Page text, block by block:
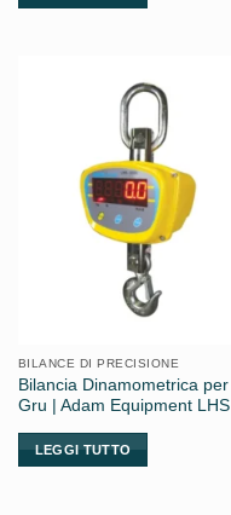
BILANCE DI PRECISIONE
Bilancia Dinamometrica per
Gru | Adam Equipment LHS
LEGGI TUTTO